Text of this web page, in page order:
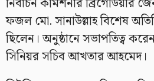
ফজল মো. সানাউল্লাহ বিশেষ
ছিলেন। অনুষ্ঠানে সভাপতিত্ব
সিনিয়র সচিব আখতার আহমেদ।